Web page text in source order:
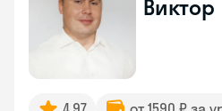
Виктор